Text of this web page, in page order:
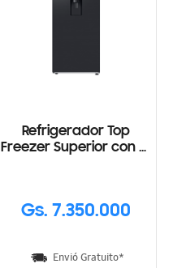
Refrigerador Top
Freezer Superior con AI
Gs. 7.350.000
Envió Gratuito*